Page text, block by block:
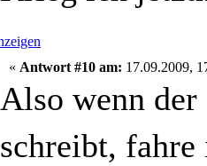
« Antwort #10 am: 17.09.2009,
Also wenn
schreibt,